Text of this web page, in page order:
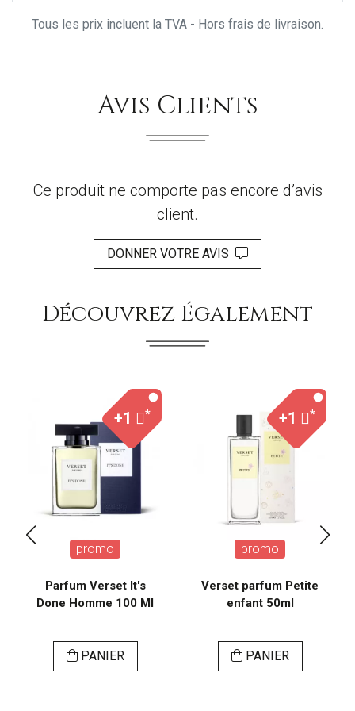
Tous les prix incluent la TVA - Hors frais de livraison.
Avis Clients
Ce produit ne comporte pas encore d’avis
client.
DONNER VOTRE AVIS
Découvrez Également
+1 *
promo
Parfum Verset It's
Done Homme 100 Ml
PANIER
+1 *
promo
Verset parfum Petite
enfant 50ml
PANIER